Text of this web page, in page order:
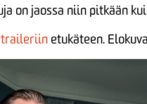
on jaossa niin pitkään
traileriin etukäteen.